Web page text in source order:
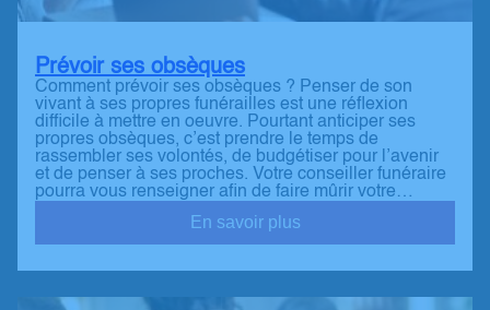
Prévoir ses obsèques
Comment prévoir ses obsèques ? Penser de son
vivant à ses propres funérailles est une réflexion
difficile à mettre en oeuvre. Pourtant anticiper ses
propres obsèques, c’est prendre le temps de
rassembler ses volontés, de budgétiser pour l’avenir
et de penser à ses proches. Votre conseiller funéraire
pourra vous renseigner afin de faire mûrir votre…
En savoir plus